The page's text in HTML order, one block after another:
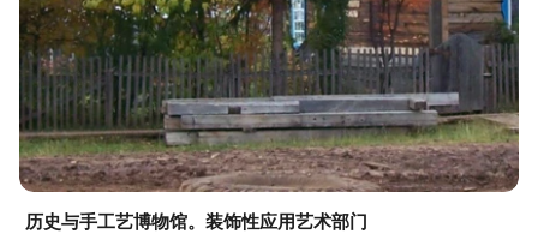
历史与手工艺博物馆。装饰性应用艺术部门